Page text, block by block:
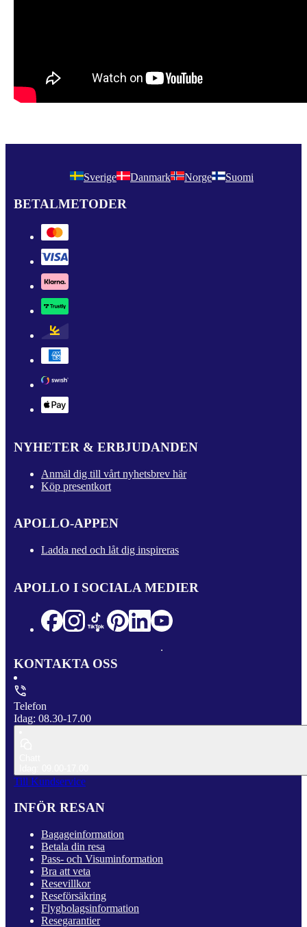
Sverige Danmark Norge Suomi
BETALMETODER
NYHETER & ERBJUDANDEN
Anmäl dig till vårt nyhetsbrev här
Köp presentkort
APOLLO-APPEN
Ladda ned och låt dig inspireras
APOLLO I SOCIALA MEDIER
KONTAKTA OSS
Telefon
Idag: 08.30-17.00
Till Kundservice
INFÖR RESAN
Bagageinformation
Betala din resa
Pass- och Visuminformation
Bra att veta
Resevillkor
Reseförsäkring
Flygbolagsinformation
Resegarantier